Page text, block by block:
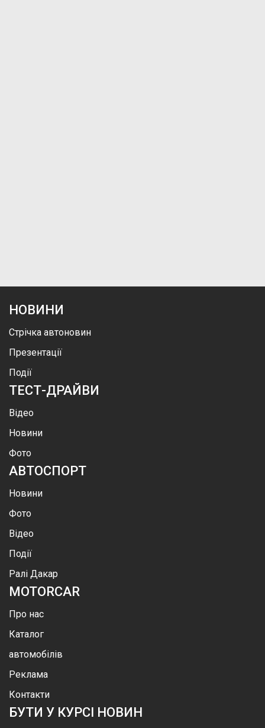
НОВИНИ
Стрічка автоновин
Презентації
Події
ТЕСТ-ДРАЙВИ
Відео
Новини
Фото
АВТОСПОРТ
Новини
Фото
Відео
Події
Ралі Дакар
MOTORCAR
Про нас
Каталог
автомобілів
Реклама
Контакти
БУТИ У КУРСІ НОВИН